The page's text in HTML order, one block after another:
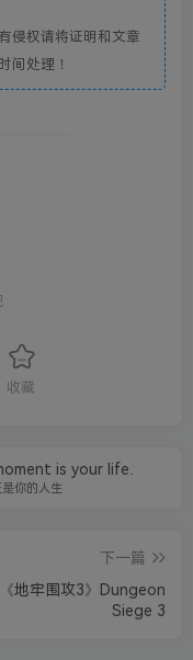
侵权请将证明和文章
间处理！
收藏
is your life.
你的人生
下一篇
《地牢围攻3》Dungeon
Siege 3